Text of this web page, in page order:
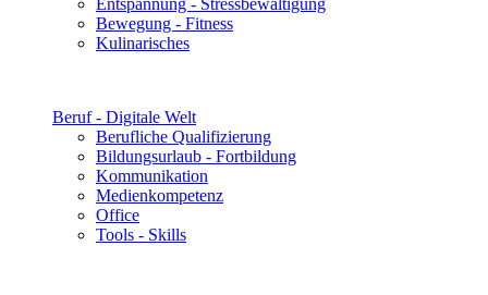
Entspannung - Stressbewältigung
Bewegung - Fitness
Kulinarisches
Beruf - Digitale Welt
Berufliche Qualifizierung
Bildungsurlaub - Fortbildung
Kommunikation
Medienkompetenz
Office
Tools - Skills